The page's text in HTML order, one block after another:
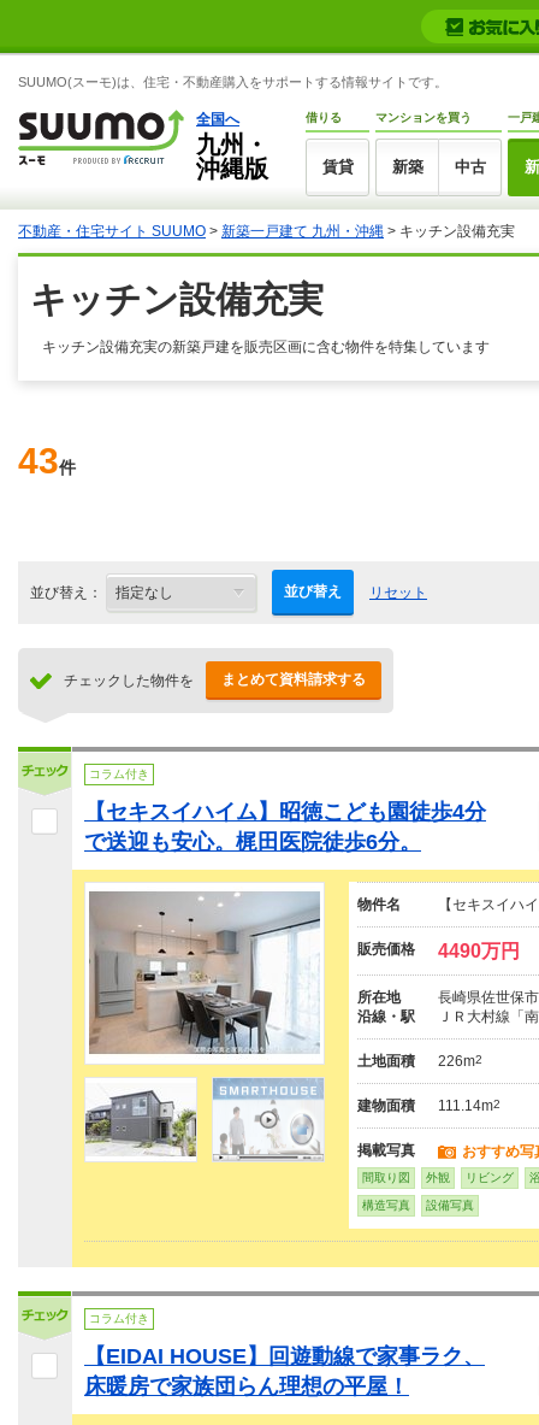
SUUMO(スーモ)は、住宅・不動産購入をサポートする情報サイトです。
全国へ
九州・
沖縄版
借りる
賃貸
マンションを買う
新築 中古
一戸
不動産・住宅サイト SUUMO > 新築一戸建て 九州・沖縄 > キッチン設備充実
キッチン設備充実
キッチン設備充実の新築戸建を販売区画に含む物件を特集しています
43件
並び替え： 並び替え リセット
チェックした物件を まとめて資料請求する
コラム付き
【セキスイハイム】昭徳こども園徒歩4分
で送迎も安心。梶田医院徒歩6分。
物件名 【セキスイハ
販売価格 4490万円
所在地
長崎県佐世保
沿線・駅
ＪＲ大村線「
土地面積 226m2
建物面積 111.14m2
掲載写真 おすすめ写
間取り図 外観 リビング
構造写真 設備写真
コラム付き
【EIDAI HOUSE】回遊動線で家事ラク、
床暖房で家族団らん理想の平屋！